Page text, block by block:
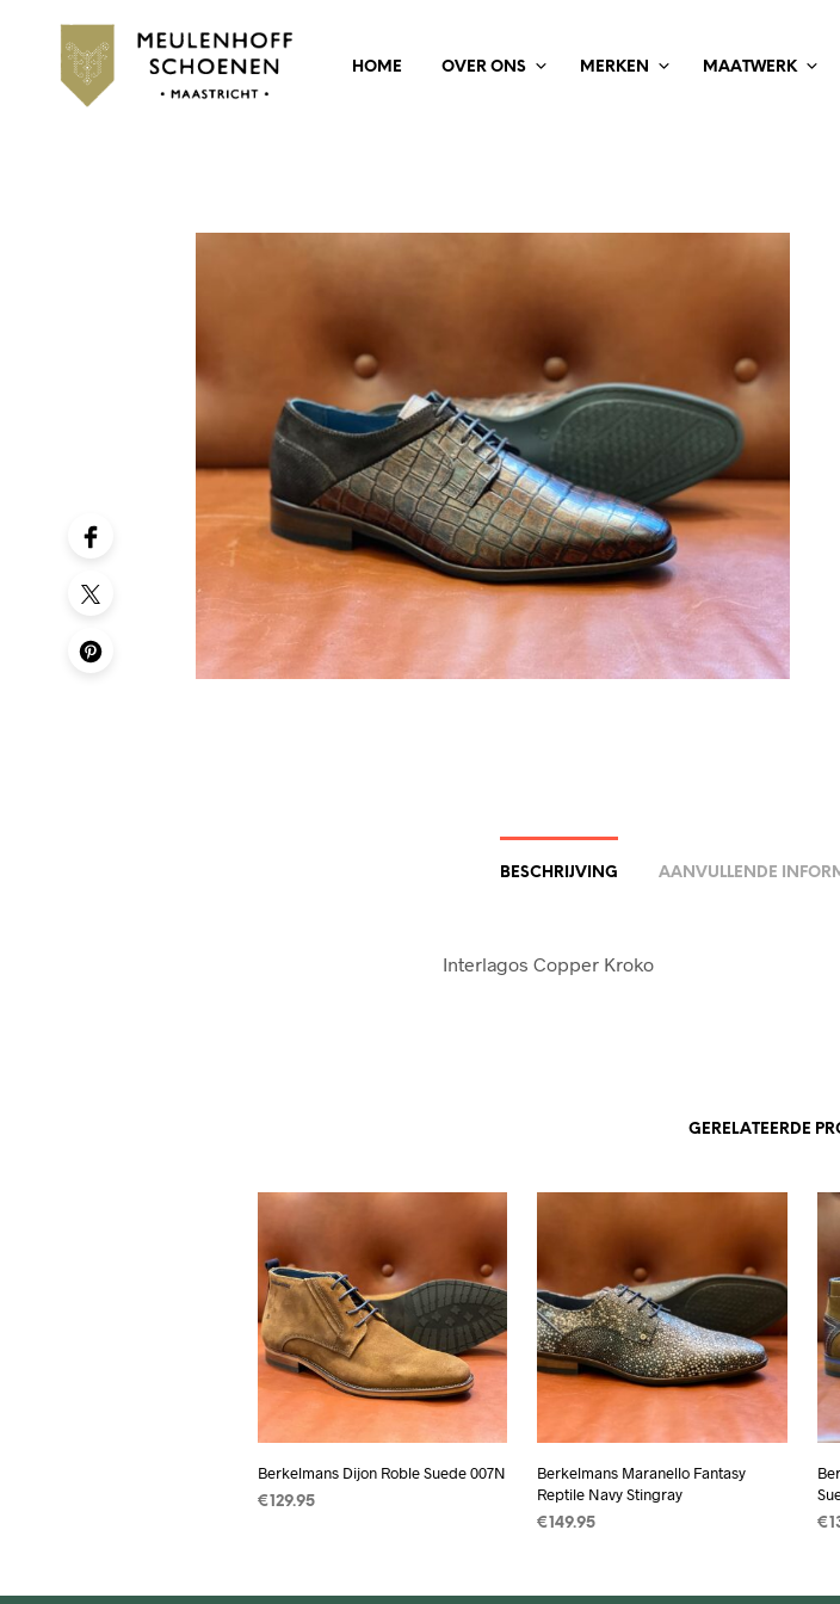
HOME OVER ONS MERKEN MAATWERK
BESCHRIJVING AANVULLENDE
Interlagos Copper Kroko
GERELATEERDE
Berkelmans Dijon Roble Suede 007N
€ 129.95
heeft
Berkelmans Maranello Fantasy
Reptile Navy Stingray
€ 149.95 €